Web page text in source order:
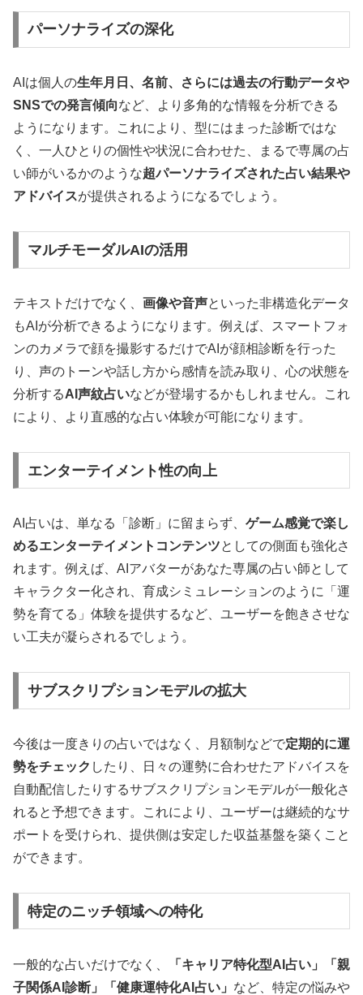
パーソナライズの深化
AIは個人の生年月日、名前、さらには過去の行動データや
SNSでの発言傾向など、より多角的な情報を分析できる
ようになります。これにより、型にはまった診断ではな
く、一人ひとりの個性や状況に合わせた、まるで専属の占
い師がいるかのような超パーソナライズされた占い結果や
アドバイスが提供されるようになるでしょう。
マルチモーダルAIの活用
テキストだけでなく、 画像や音声といった非構造化データ
もAIが分析できるようになります。例えば、スマートフォ
ンのカメラで顔を撮影するだけでAIが顔相診断を行った
り、声のトーンや話し方から感情を読み取り、心の状態を
分析するAI声紋占いなどが登場するかもしれません。これ
により、より直感的な占い体験が可能になります。
エンターテイメント性の向上
AI占いは、単なる「診断」に留まらず、 ゲーム感覚で楽し
めるエンターテイメントコンテンツとしての側面も強化さ
れます。例えば、AIアバターがあなた専属の占い師として
キャラクター化され、育成シミュレーションのように「運
勢を育てる」体験を提供するなど、ユーザーを飽きさせな
い工夫が凝らされるでしょう。
サブスクリプションモデルの拡大
今後は一度きりの占いではなく、月額制などで定期的に運
勢をチェック したり、日々の運勢に合わせたアドバイスを
自動配信したりするサブスクリプションモデルが一般化さ
れると予想できます。これにより、ユーザーは継続的なサ
ポートを受けられ、提供側は安定した収益基盤を築くこと
ができます。
特定のニッチ領域への特化
一般的な占いだけでなく、
「キャリア特化型AI占い」「親
子関係AI診断」「健康運特化AI占い」 など、特定の悩みや